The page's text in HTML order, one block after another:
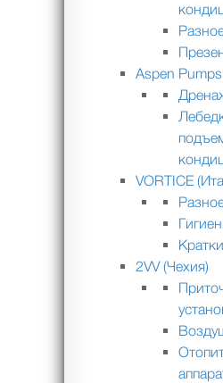
Aspen
VORTICE
2VV (Чехия)